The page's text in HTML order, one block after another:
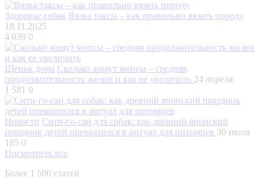
Здоровье собак Вязка таксы – как правильно вязать породу
18.11.2025
4 039 0
Щенок дома Сколько живут мопсы – средняя
продолжительность жизни и как ее увеличить 24 апреля
1 581 0
Новости Сити-го-сан для собак: как древний японский
праздник детей превратился в ритуал для питомцев 30 июля
185 0
Посмотреть все
Более 1 500 статей